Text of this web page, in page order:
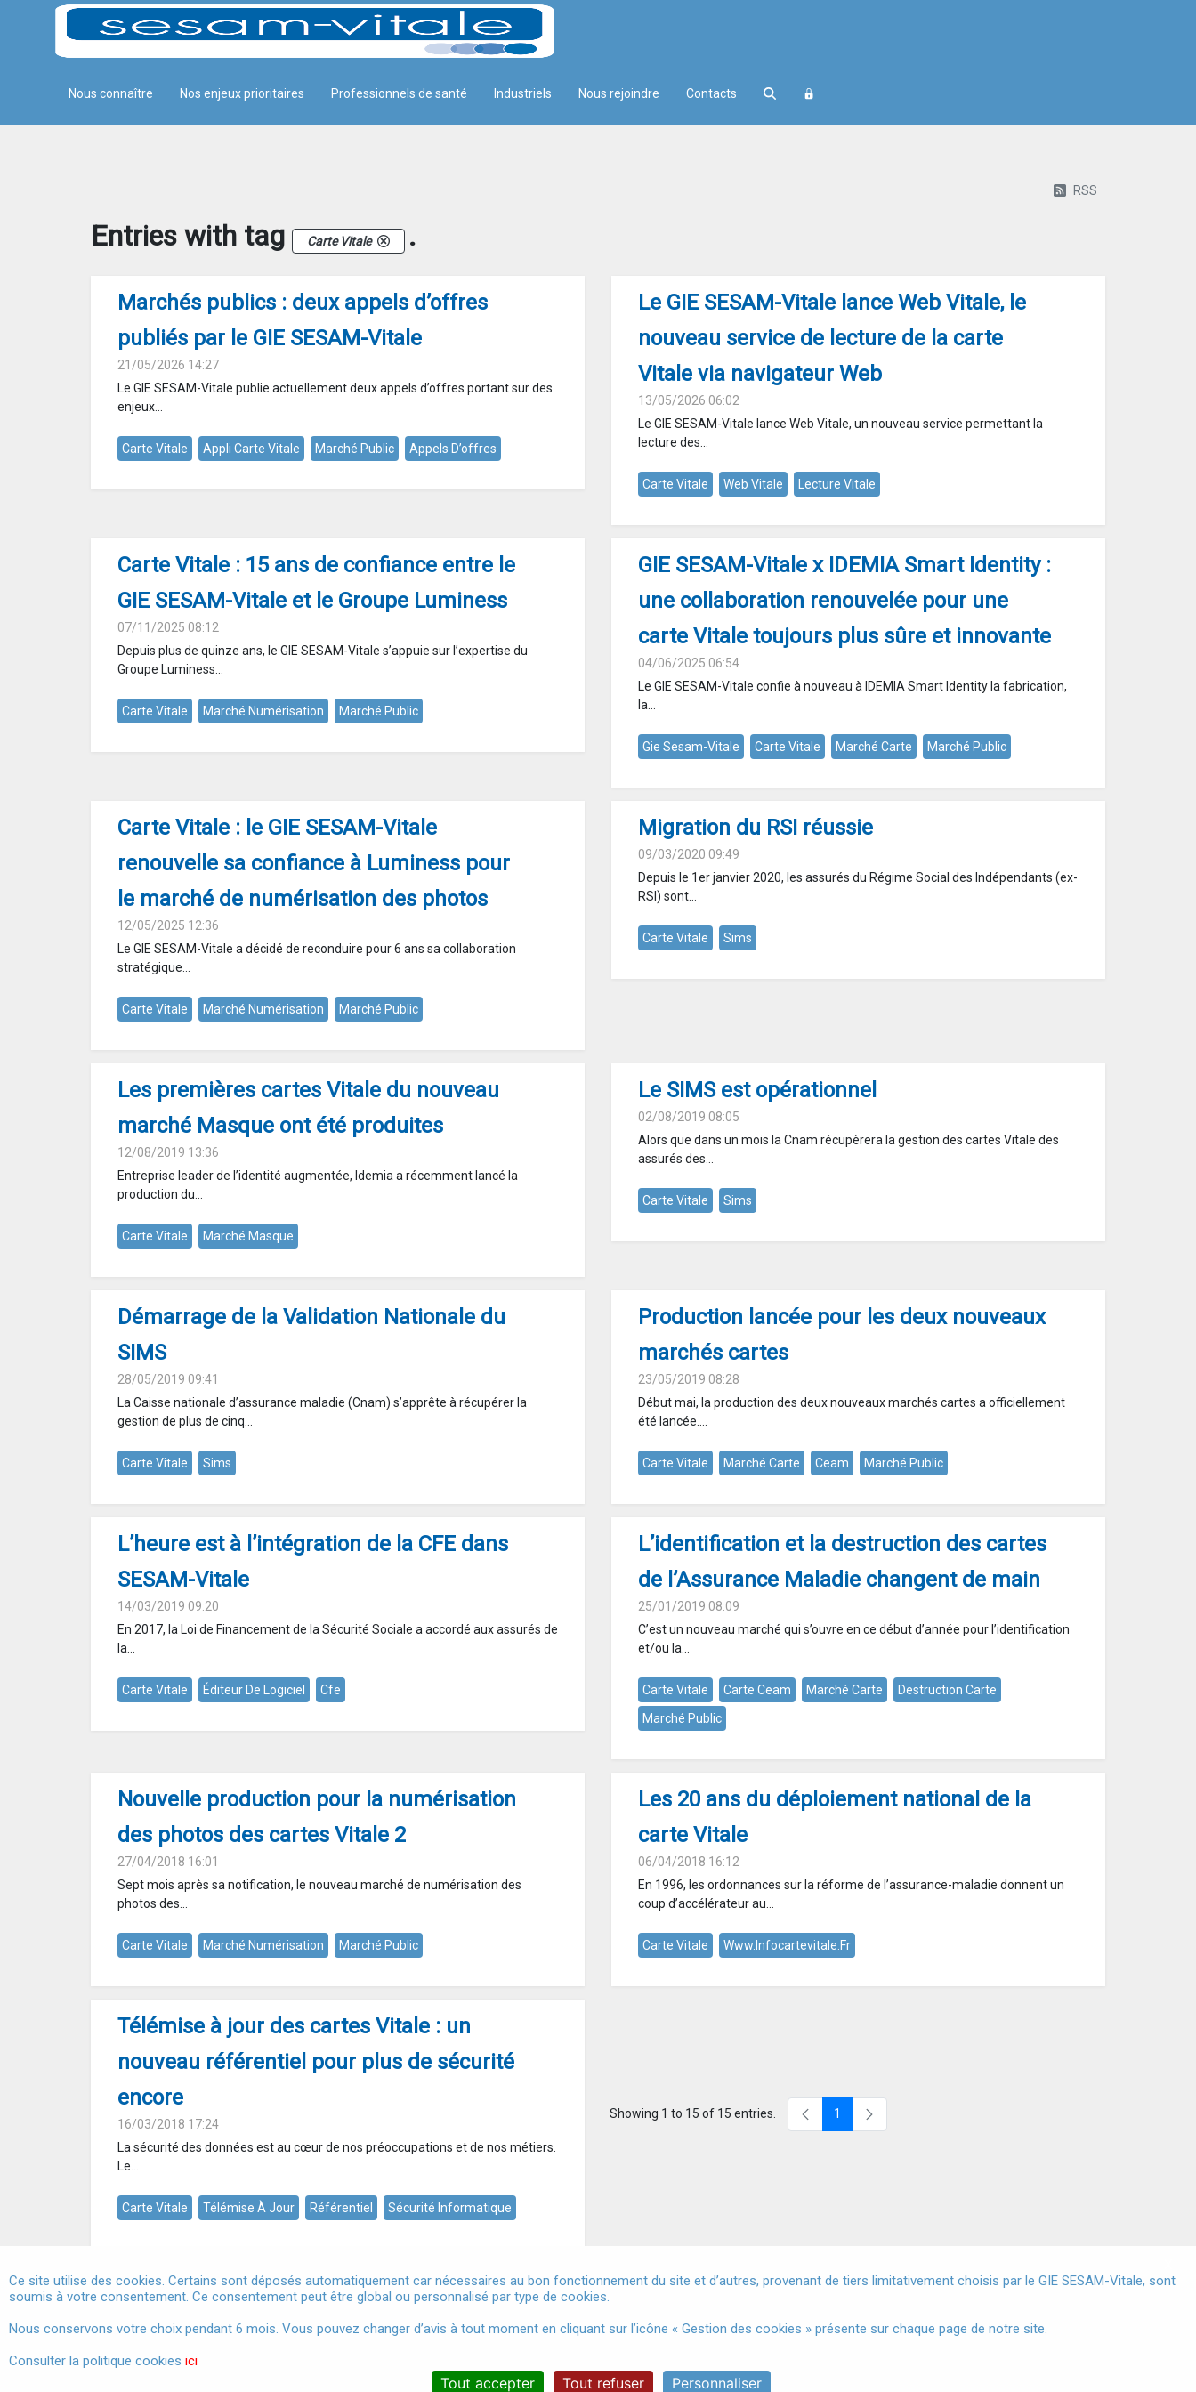
Skip to Main Content
Nous connaître Nos enjeux prioritaires Professionnels de santé Industriels Nous rejoindre Contacts
RSS
Entries with tag Carte Vitale .
Marchés publics : deux appels d’offres
publiés par le GIE SESAM-Vitale
21/05/2026 14:27
Le GIE SESAM-Vitale publie actuellement deux appels d’offres portant sur des
enjeux...
Carte Vitale Appli Carte Vitale Marché Public Appels D’offres
Le GIE SESAM-Vitale lance Web Vitale, le
nouveau service de lecture de la carte
Vitale via navigateur Web
13/05/2026 06:02
Le GIE SESAM-Vitale lance Web Vitale, un nouveau service permettant la
lecture des...
Carte Vitale Web Vitale Lecture Vitale
Carte Vitale : 15 ans de confiance entre le
GIE SESAM-Vitale et le Groupe Luminess
07/11/2025 08:12
Depuis plus de quinze ans, le GIE SESAM-Vitale s’appuie sur l’expertise du
Groupe Luminess...
Carte Vitale Marché Numérisation Marché Public
GIE SESAM-Vitale x IDEMIA Smart Identity :
une collaboration renouvelée pour une
carte Vitale toujours plus sûre et innovante
04/06/2025 06:54
Le GIE SESAM-Vitale confie à nouveau à IDEMIA Smart Identity la fabrication,
la...
Gie Sesam-Vitale Carte Vitale Marché Carte Marché Public
Carte Vitale : le GIE SESAM-Vitale
renouvelle sa confiance à Luminess pour
le marché de numérisation des photos
12/05/2025 12:36
Le GIE SESAM-Vitale a décidé de reconduire pour 6 ans sa collaboration
stratégique...
Carte Vitale Marché Numérisation Marché Public
Migration du RSI réussie
09/03/2020 09:49
Depuis le 1er janvier 2020, les assurés du Régime Social des Indépendants (ex-
RSI) sont...
Carte Vitale Sims
Les premières cartes Vitale du nouveau
marché Masque ont été produites
12/08/2019 13:36
Entreprise leader de l’identité augmentée, Idemia a récemment lancé la
production du...
Carte Vitale Marché Masque
Le SIMS est opérationnel
02/08/2019 08:05
Alors que dans un mois la Cnam récupèrera la gestion des cartes Vitale des
assurés des...
Carte Vitale Sims
Démarrage de la Validation Nationale du
SIMS
28/05/2019 09:41
La Caisse nationale d’assurance maladie (Cnam) s’apprête à récupérer la
gestion de plus de cinq...
Carte Vitale Sims
Production lancée pour les deux nouveaux
marchés cartes
23/05/2019 08:28
Début mai, la production des deux nouveaux marchés cartes a officiellement
été lancée....
Carte Vitale Marché Carte Ceam Marché Public
L’heure est à l’intégration de la CFE dans
SESAM-Vitale
14/03/2019 09:20
En 2017, la Loi de Financement de la Sécurité Sociale a accordé aux assurés de
la...
Carte Vitale Éditeur De Logiciel Cfe
L’identification et la destruction des cartes
de l’Assurance Maladie changent de main
25/01/2019 08:09
C’est un nouveau marché qui s’ouvre en ce début d’année pour l’identification
et/ou la...
Carte Vitale Carte Ceam Marché Carte
Destruction Carte
Marché Public
Nouvelle production pour la numérisation
des photos des cartes Vitale 2
27/04/2018 16:01
Sept mois après sa notification, le nouveau marché de numérisation des
photos des...
Carte Vitale Marché Numérisation Marché Public
Les 20 ans du déploiement national de la
carte Vitale
06/04/2018 16:12
En 1996, les ordonnances sur la réforme de l’assurance-maladie donnent un
coup d’accélérateur au...
Carte Vitale Www.infocartevitale.fr
Télémise à jour des cartes Vitale : un
nouveau référentiel pour plus de sécurité
encore
16/03/2018 17:24
La sécurité des données est au cœur de nos préoccupations et de nos métiers.
Le...
Carte Vitale Télémise À Jour Référentiel Sécurité Informatique
Showing 1 to 15 of 15 entries. Page
1
Panneau de gestion des cookies
Ce site utilise des cookies. Certains sont déposés automatiquement car nécessaires au bon fonctionnement du site et d’autres, provenant de tiers limitativement choisis par le GIE SESAM-Vitale, sont
soumis à votre consentement. Ce consentement peut être global ou personnalisé par type de cookies.
Nous conservons votre choix pendant 6 mois. Vous pouvez changer d’avis à tout moment en cliquant sur l’icône « Gestion des cookies » présente sur chaque page de notre site.
Consulter la politique cookies ici
Tout accepter Tout refuser Personnaliser